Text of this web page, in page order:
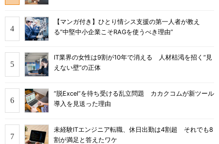
【マンガ付き】ひとり情シス支援の第一人者が教え
る”中堅中小企業こそRAGを使うべき理由”
IT業界の女性は9割が10年で消える 人材枯渇を招く“見
えない壁”の正体
“脱Excel”を待ち受ける乱立問題 カカクコムが新ツール
導入を見送った理由
未経験ITエンジニア転職、休日出勤は4割超 それでも8
割が満足と答えたワケ